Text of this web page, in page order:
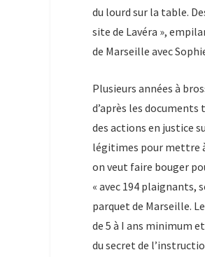
du lourd sur la table.
site de Lavéra »,
de Marseille avec
Plusieurs années à
d’après les
des actions en justice
légitimes pour mettre
on veut faire bouger
« avec 194 plaignants,
parquet de Marseille.
de 5 à I ans minimum
du secret de